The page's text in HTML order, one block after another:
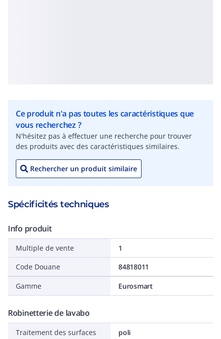
Ce produit n'a pas toutes les caractéristiques que
vous recherchez ?
N'hésitez pas à effectuer une recherche pour trouver
des produits avec des caractéristiques similaires.
Rechercher un produit similaire
Spécificités techniques
Info produit
Multiple de vente
1
Code Douane
84818011
Gamme Eurosmart
Robinetterie de lavabo
Traitement des surfaces poli